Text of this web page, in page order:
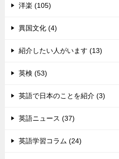
洋楽 (105)
異国文化 (4)
紹介したい人がいます (13)
英検 (53)
英語で日本のことを紹介 (3)
英語ニュース (37)
英語学習コラム (24)